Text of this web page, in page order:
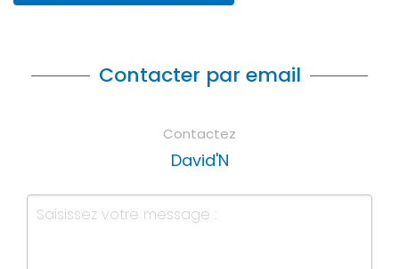
Contacter par email
Contactez
David'N